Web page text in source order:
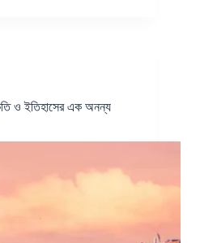
ও ইতিহাসের এক অনন্য